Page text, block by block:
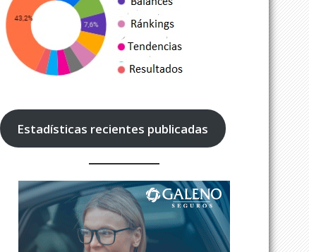
Estadísticas recientes publicadas